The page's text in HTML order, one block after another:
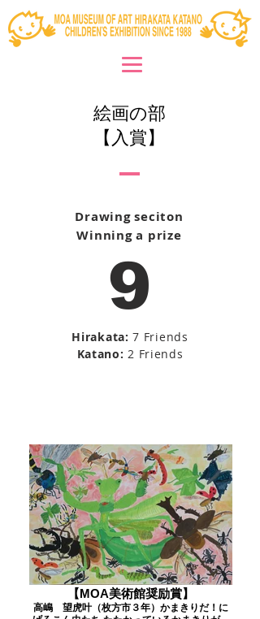
絵画の部
​【入賞】
Drawing seciton
Winning a prize
9
Hirakata: 7 Friends
Katano: 2 Friends
【MOA美術館奨励賞】
高嶋 望虎叶（枚方市３年）かまきりだ！に